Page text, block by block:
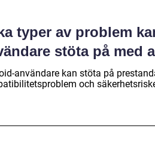
typer av problem
stöta på med
användare kan stöta på
och